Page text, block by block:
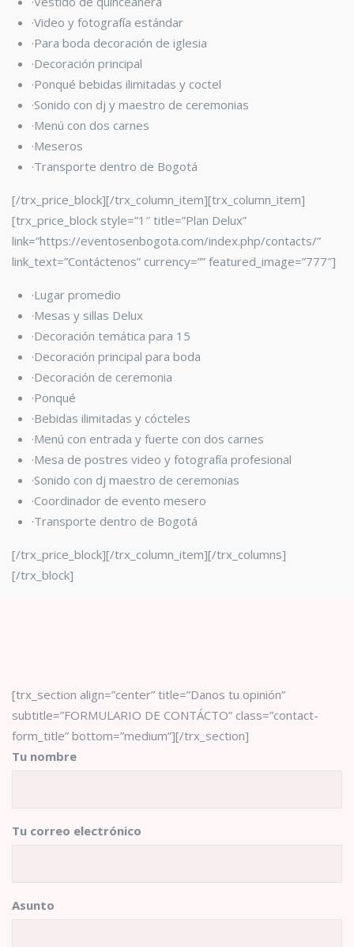
·Video y fotografía estándar
·Para boda decoración de iglesia
·Decoración principal
·Ponqué bebidas ilimitadas y coctel
·Sonido con dj y maestro de ceremonias
·Menú con dos carnes
·Meseros
·Transporte dentro de Bogotá
[/trx_price_block][/trx_column_item][trx_column_item]
[trx_price_block style=”1″ title=”Plan Delux”
link=”https://eventosenbogota.com/index.php/contacts/”
link_text=”Contáctenos” currency=”” featured_image=”777″]
·Lugar promedio
·Mesas y sillas Delux
·Decoración temática para 15
·Decoración principal para boda
·Decoración de ceremonia
·Ponqué
·Bebidas ilimitadas y cócteles
·Menú con entrada y fuerte con dos carnes
·Mesa de postres video y fotografía profesional
·Sonido con dj maestro de ceremonias
·Coordinador de evento mesero
·Transporte dentro de Bogotá
[/trx_price_block][/trx_column_item][/trx_columns]
[/trx_block]
[trx_section align=”center” title=”Danos tu opinión”
subtitle=”FORMULARIO DE CONTÁCTO” class=”contact-
form_title” bottom=”medium”][/trx_section]
Tu nombre
Tu correo electrónico
Asunto